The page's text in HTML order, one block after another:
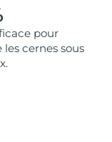
pour
les cernes sous
estimée8/12/26
estimée